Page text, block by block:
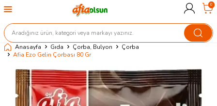
0
Anasayfa Gıda Çorba, Bulyon
Çorba
Afia Ezo Gelin Çorbası 80 Gr